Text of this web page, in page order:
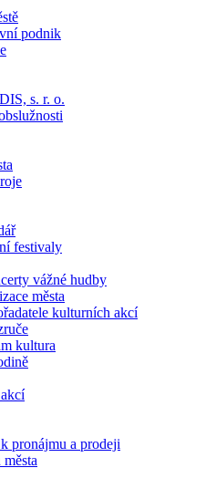
podnik
s. r. o.
festivaly
vážné hudby
města
kulturních akcí
kultura
pronájmu a prodeji